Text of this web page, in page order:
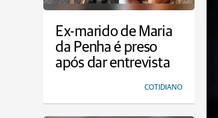
Ex-marido de Maria
da Penha é preso
após dar entrevista
COTIDIANO